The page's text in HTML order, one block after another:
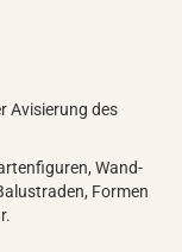
Avisierung des
Wand-
Formen